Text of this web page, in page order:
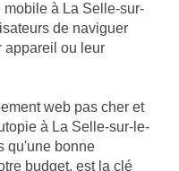
mobile à La Selle-sur-
de naviguer
appareil ou leur
web pas cher et
à La Selle-sur-le-
qu'une bonne
budget, est la clé